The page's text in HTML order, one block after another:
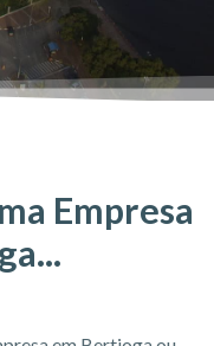
Empresa